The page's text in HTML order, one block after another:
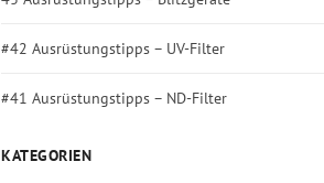
#42 Ausrüstungstipps – UV-Filter
#41 Ausrüstungstipps – ND-Filter
KATEGORIEN